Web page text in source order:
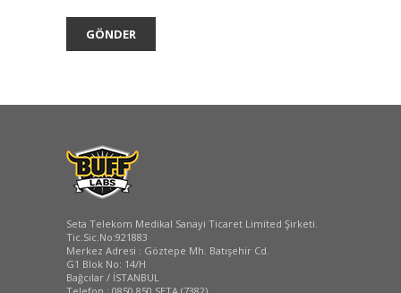
Seta Telekom Medikal Sanayi Ticaret Limited Şirketi.
Tic.Sic.No:921883
Merkez Adresi : Göztepe Mh. Batışehir Cd.
G1 Blok No: 14/H
Bağcılar / İSTANBUL